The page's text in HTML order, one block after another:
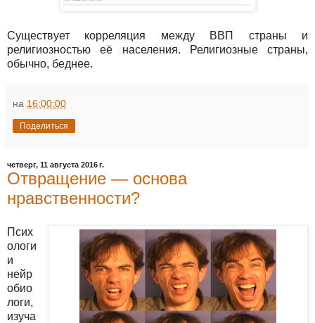
Существует корреляция между ВВП страны и
религиозностью её населения. Религиозные страны,
обычно, беднее.
на 16:00:00
Поделиться
четверг, 11 августа 2016 г.
Отвращение — основа
нравственности?
Псих
ологи
и
нейр
обио
логи,
изуча